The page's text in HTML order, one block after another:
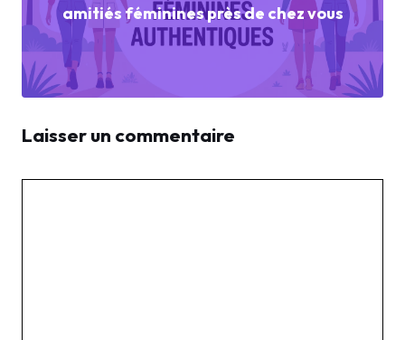
amitiés féminines près de chez vous
Laisser un commentaire